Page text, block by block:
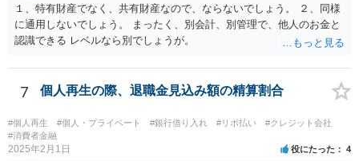
１、特有財産でなく、共有財産なので、ならないでしょう。 ２、同様
に通用しないでしょう。 まったく、別会計、別管理で、他人のお金と
認識できる レベルなら別でしょうが。
7 個人再生の際、退職金見込み額の精算割合
#個人再生 #個人・プライベート #銀行借り入れ #リボ払い
#クレジット会社
#消費者金融
2025年2月1日 役にたった 4